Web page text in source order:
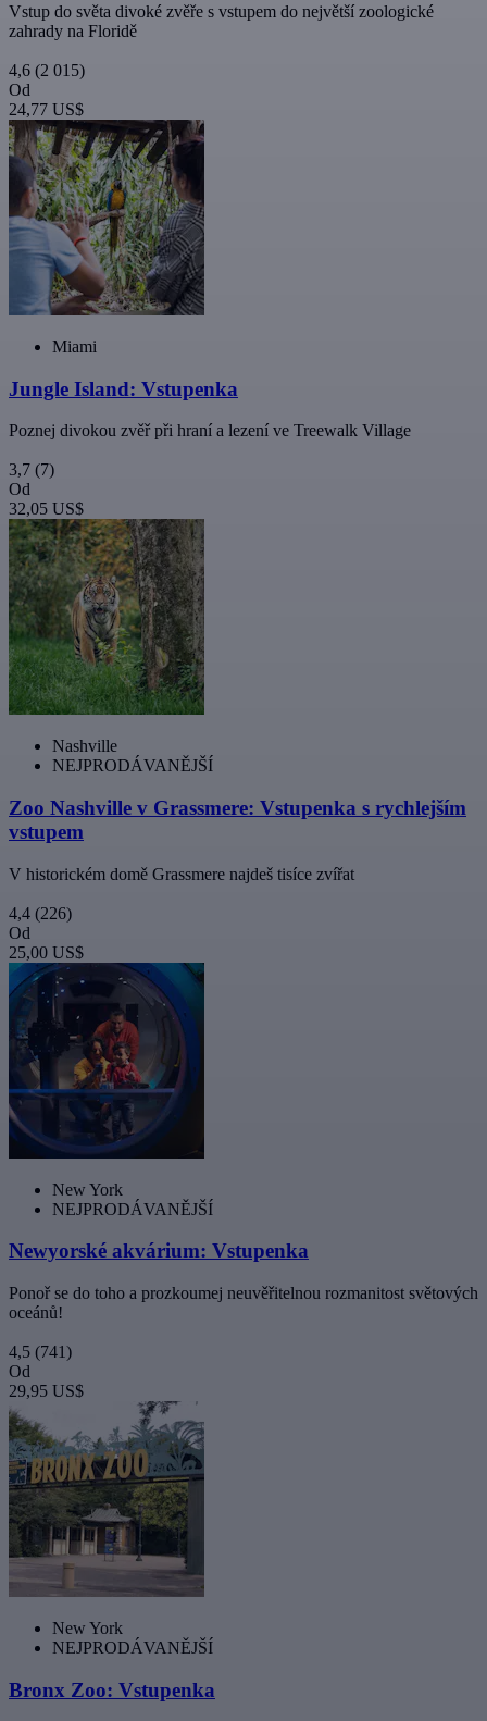
Vstup do světa divoké zvěře s vstupem do největší zoologické
zahrady na Floridě
4,6 (2 015)
Od
24,77 US$
Miami
Jungle Island: Vstupenka
Poznej divokou zvěř při hraní a lezení ve Treewalk Village
3,7 (7)
Od
32,05 US$
Nashville
NEJPRODÁVANĚJŠÍ
Zoo Nashville v Grassmere: Vstupenka s rychlejším
vstupem
V historickém domě Grassmere najdeš tisíce zvířat
4,4 (226)
Od
25,00 US$
New York
NEJPRODÁVANĚJŠÍ
Newyorské akvárium: Vstupenka
Ponoř se do toho a prozkoumej neuvěřitelnou rozmanitost světových
oceánů!
4,5 (741)
Od
29,95 US$
New York
NEJPRODÁVANĚJŠÍ
Bronx Zoo: Vstupenka